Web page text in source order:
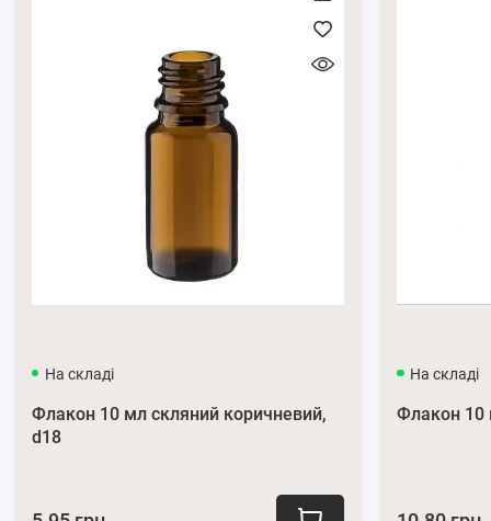
На складі
Флакон 10 мл скляний коричневий,
d18
На складі
Флакон 10